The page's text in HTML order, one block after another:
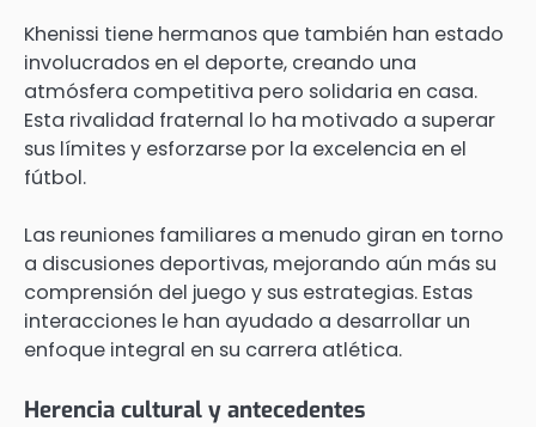
Khenissi tiene hermanos que también han estado
involucrados en el deporte, creando una
atmósfera competitiva pero solidaria en casa.
Esta rivalidad fraternal lo ha motivado a superar
sus límites y esforzarse por la excelencia en el
fútbol.
Las reuniones familiares a menudo giran en torno
a discusiones deportivas, mejorando aún más su
comprensión del juego y sus estrategias. Estas
interacciones le han ayudado a desarrollar un
enfoque integral en su carrera atlética.
Herencia cultural y antecedentes